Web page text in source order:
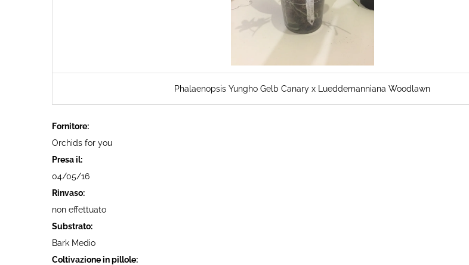
Phalaenopsis Yungho Gelb Canary x Lueddemanniana Woodlawn
Fornitore:
Orchids for you
Presa il:
04/05/16
Rinvaso:
non effettuato
Substrato:
Bark Medio
Coltivazione in pillole: